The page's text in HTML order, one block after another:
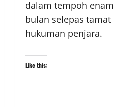
dalam tempoh enam
bulan selepas tamat
hukuman penjara.
Like this: